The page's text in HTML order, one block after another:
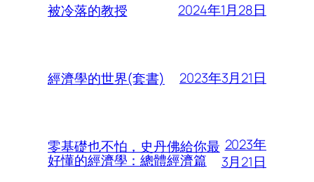
被冷落的教授 2024年1月28日
經濟學的世界(套書) 2023年3月21日
零基礎也不怕，史丹佛給你最
好懂的經濟學：總體經濟篇
2023年
3月21日